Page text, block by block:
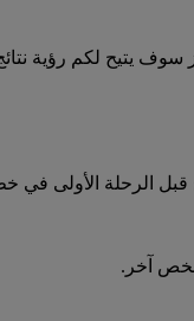
يتيح لكم رؤية
قبل الرحلة الأولى في
شخص آخر.